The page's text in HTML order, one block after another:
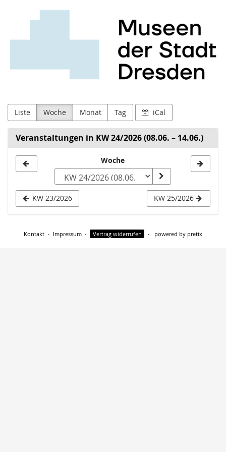
Haupt-
springen
Museen
Dresden
Liste Woche Monat Tag iCal
Veranstaltungen in KW 24/2026 (08.06. – 14.06.)
zur
Anzeige
auswählen
Woche
KW 23/2026 KW 25/2026
Kontakt Impressum Vertrag widerrufen powered by pretix